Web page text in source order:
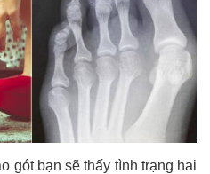
gót bạn sẽ thấy tình trạng hai